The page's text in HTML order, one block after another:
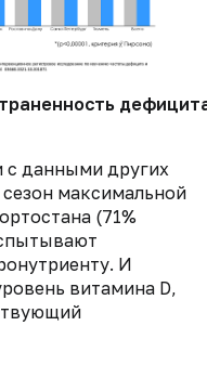
с данными других
максимальной
(71%
И
витамина D,